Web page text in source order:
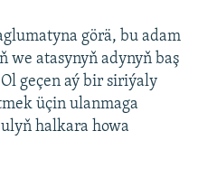
görä, bu adam
we atasynyň adynyň baş
geçen aý bir siriýaly
üçin ulanmaga
halkara howa